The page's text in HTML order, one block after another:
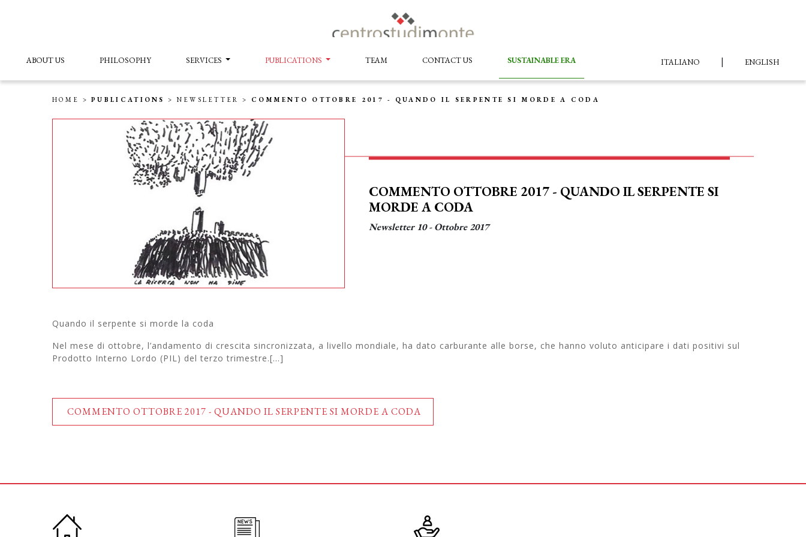
ABOUT US PHILOSOPHY SERVICES PUBLICATIONS TEAM CONTACT US SUSTAINABLE ERA ITALIANO | ENGLISH
HOME >PUBLICATIONS >NEWSLETTER > COMMENTO OTTOBRE 2017 - QUANDO IL SERPENTE SI MORDE A CODA
COMMENTO OTTOBRE 2017 - QUANDO IL SERPENTE SI
MORDE A CODA
Newsletter 10 - Ottobre 2017
Quando il serpente si morde la coda
Nel mese di ottobre, l’andamento di crescita sincronizzata, a livello mondiale, ha dato carburante alle borse, che hanno voluto anticipare i dati positivi sul
Prodotto Interno Lordo (PIL) del terzo trimestre.[...]
COMMENTO OTTOBRE 2017 - QUANDO IL SERPENTE SI MORDE A CODA